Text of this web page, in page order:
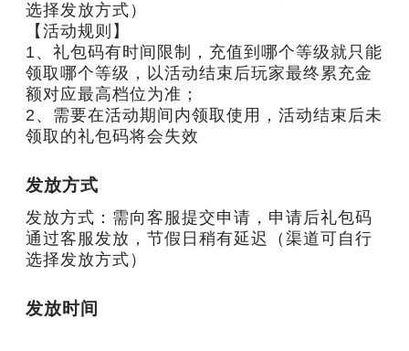
选择发放方式）
【活动规则】
1、礼包码有时间限制，充值到哪个等级就只能
领取哪个等级，以活动结束后玩家最终累充金
额对应最高档位为准；
2、需要在活动期间内领取使用，活动结束后未
领取的礼包码将会失效
发放方式
发放方式：需向客服提交申请，申请后礼包码
通过客服发放，节假日稍有延迟（渠道可自行
选择发放方式）
发放时间